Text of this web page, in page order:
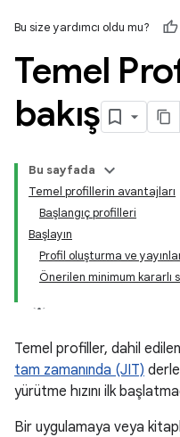
Bu size yardımcı oldu mu?
Temel
bakış
Bu sayfada
Temel profillerin avantajları
Başlangıç profilleri
Başlayın
Profil oluşturma ve
Önerilen minimum kararlı
Temel profiller, dahil
tam zamanında (JIT)
yürütme hızını ilk
Bir uygulamaya veya